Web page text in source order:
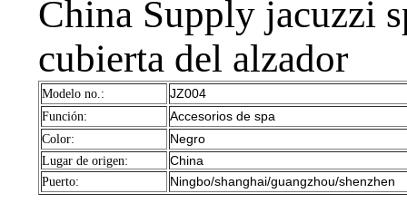
China Supply jacuzzi
cubierta del alzador
Modelo no.: JZ004
Función: Accesorios de spa
Color: Negro
Lugar de origen: China
Puerto: Ningbo/shanghai/guangzhou/shenzhen